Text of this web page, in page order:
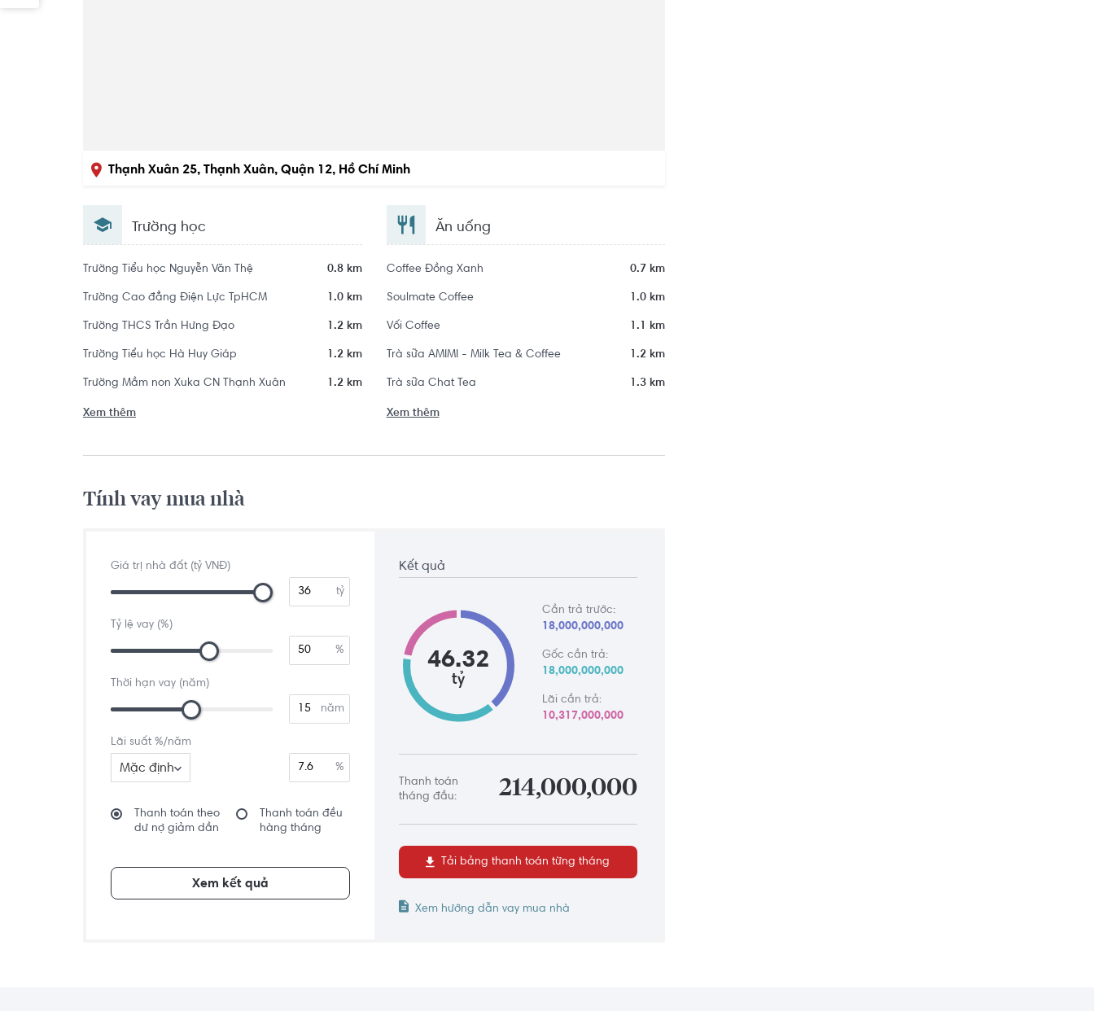
Thạnh Xuân 25, Thạnh Xuân, Quận 12, Hồ Chí Minh
Trường học
Trường Tiểu học Nguyễn Văn Thệ 0.8 km
Trường Cao đẳng Điện Lực TpHCM 1.0 km
Trường THCS Trần Hưng Đạo 1.2 km
Trường Tiểu học Hà Huy Giáp 1.2 km
Trường Mầm non Xuka CN Thạnh Xuân 1.2 km
Xem thêm
Ăn uống
Coffee Đồng Xanh 0.7 km
Soulmate Coffee 1.0 km
Vối Coffee 1.1 km
Trà sữa AMIMI - Milk Tea & Coffee 1.2 km
Trà sữa Chat Tea 1.3 km
Xem thêm
Tính vay mua nhà
Giá trị nhà đất (tỷ VNĐ)
tỷ
Tỷ lệ vay (%)
%
Thời hạn vay (năm)
năm
Lãi suất %/năm
Mặc định %
Thanh toán theo
dư nợ giảm dần
Thanh toán đều
hàng tháng
Xem kết quả
Kết quả
46.32
tỷ
Cần trả trước:
18,000,000,000
Gốc cần trả:
18,000,000,000
Lãi cần trả:
10,317,000,000
Thanh toán
tháng đầu:
214,000,000
Tải bảng thanh toán từng tháng
Xem hướng dẫn vay mua nhà